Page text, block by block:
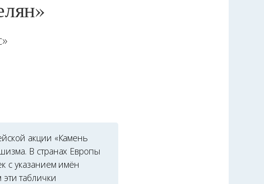
акции «Камень
В странах Европы
с указанием имён
таблички